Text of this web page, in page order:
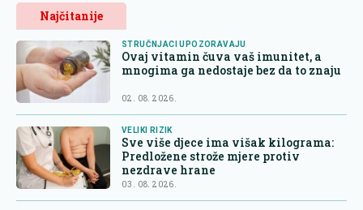
Najčitanije
STRUČNJACI UPOZORAVAJU
Ovaj vitamin čuva vaš imunitet, a
mnogima ga nedostaje bez da to znaju
02. 08. 2026.
VELIKI RIZIK
Sve više djece ima višak kilograma:
Predložene strože mjere protiv
nezdrave hrane
03. 08. 2026.